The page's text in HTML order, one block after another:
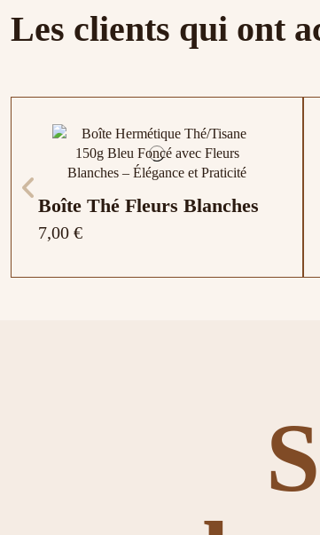
Les clients qui ont
Boîte Thé Fleurs Blanches
7,00 €